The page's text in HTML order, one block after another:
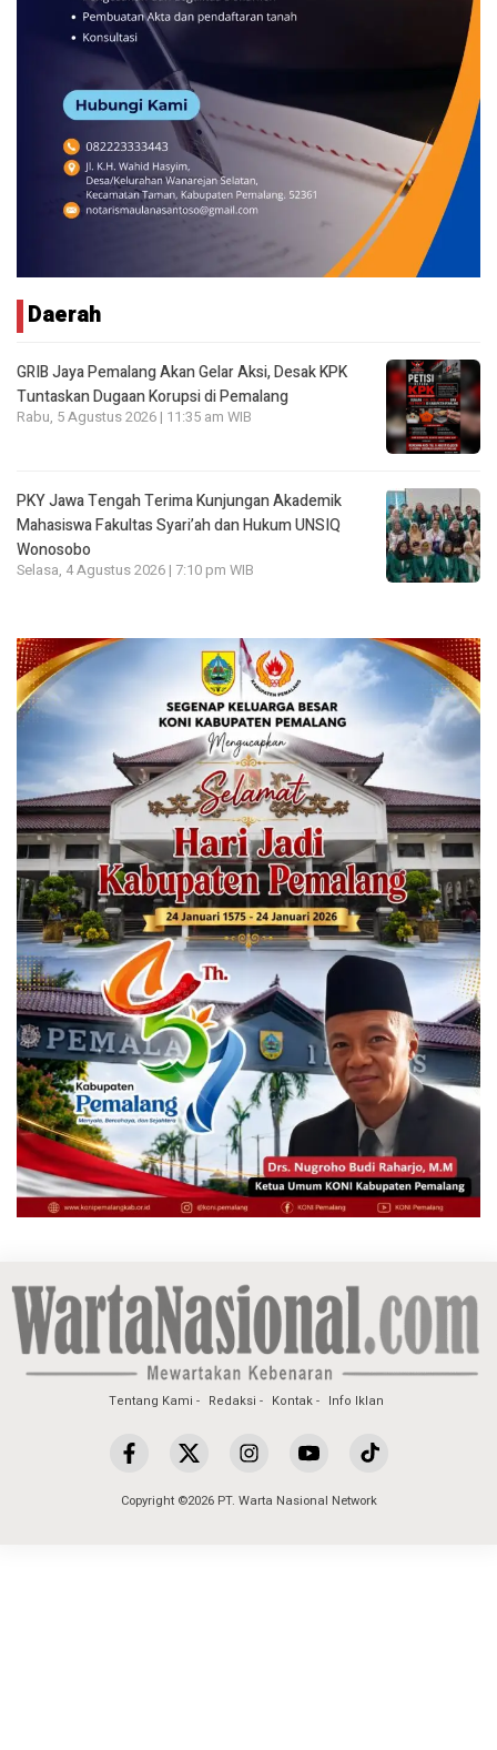
Daerah
GRIB Jaya Pemalang Akan Gelar Aksi, Desak KPK
Tuntaskan Dugaan Korupsi di Pemalang
Rabu, 5 Agustus 2026 | 11:35 am WIB
PKY Jawa Tengah Terima Kunjungan Akademik
Mahasiswa Fakultas Syari’ah dan Hukum UNSIQ
Wonosobo
Selasa, 4 Agustus 2026 | 7:10 pm WIB
Tentang Kami Redaksi Kontak Info Iklan
Copyright ©2026 PT. Warta Nasional Network